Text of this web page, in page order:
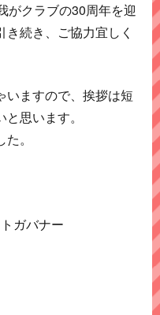
がクラブの30周年を迎
続き、ご協力宜しく
いますので、挨拶は短
思います。
。
ガバナー